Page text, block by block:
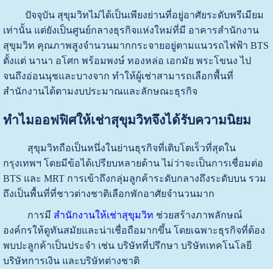
ปัจจุบัน สุขุมวิทไม่ได้เป็นเพียงย่านที่อยู่อาศัยระดับพรีเมียม
เท่านั้น แต่ยังเป็นศูนย์กลางธุรกิจแห่งใหม่ที่มี อาคารสำนักงาน
สุขุมวิท คุณภาพสูงจำนวนมากกระจายอยู่ตามแนวรถไฟฟ้า BTS
ตั้งแต่ นานา อโศก พร้อมพงษ์ ทองหล่อ เอกมัย พระโขนง ไป
จนถึงอ่อนนุชและบางจาก ทำให้ผู้เช่าสามารถเลือกพื้นที่
สำนักงานได้ตามงบประมาณและลักษณะธุรกิจ
ทำไมออฟฟิศให้เช่าสุขุมวิทจึงได้รับความนิยม
สุขุมวิทถือเป็นหนึ่งในย่านธุรกิจที่เติบโตเร็วที่สุดใน
กรุงเทพฯ โดยมีข้อได้เปรียบหลายด้าน ไม่ว่าจะเป็นการเชื่อมต่อ
BTS และ MRT การเข้าถึงกลุ่มลูกค้าระดับกลางถึงระดับบน รวม
ถึงเป็นพื้นที่ที่ชาวต่างชาติเลือกพักอาศัยจำนวนมาก
การมี สำนักงานให้เช่าสุขุมวิท ช่วยสร้างภาพลักษณ์
องค์กรให้ดูทันสมัยและน่าเชื่อถือมากขึ้น โดยเฉพาะธุรกิจที่ต้อง
พบปะลูกค้าเป็นประจำ เช่น บริษัทที่ปรึกษา บริษัทเทคโนโลยี
บริษัทการเงิน และบริษัทต่างชาติ